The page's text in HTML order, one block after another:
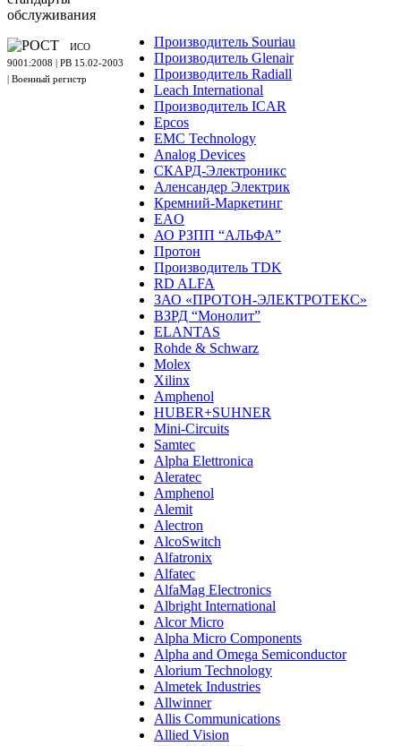
Производитель Souriau
Производитель Glenair
Производитель Radiall
Leach International
Производитель ICAR
Epcos
EMC Technology
Analog Devices
СКАРД-Электроникс
Аленсандер Электрик
Кремний-Маркетинг
EAO
АО РЗПП “АЛЬФА”
Протон
Производитель TDK
RD ALFA
ЗАО «ПРОТОН-ЭЛЕКТРОТЕКС»
ВЗРД “Монолит”
ELANTAS
Rohde & Schwarz
Molex
Xilinx
Amphenol
HUBER+SUHNER
Mini-Circuits
Samtec
Alpha Elettronica
Aleratec
Amphenol
Alemit
Alectron
AlcoSwitch
Alfatronix
Alfatec
AlfaMag Electronics
Albright International
Alcor Micro
Alpha Micro Components
Alpha and Omega Semiconductor
Alorium Technology
Almetek Industries
Allwinner
Allis Communications
Allied Vision
обслуживания
ИСО
9001:2008 | PB 15.02-2003
| Военный регистр